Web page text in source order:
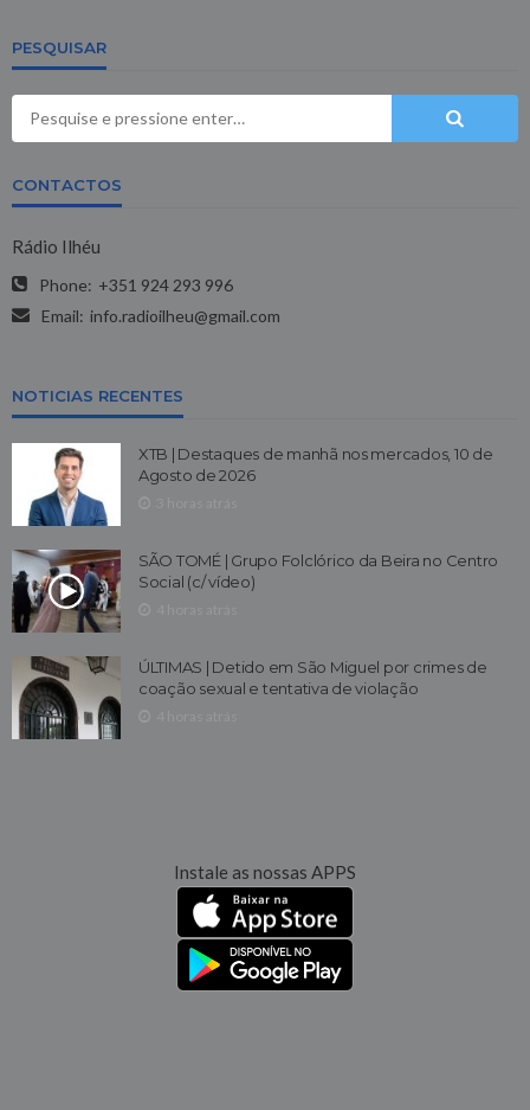
PESQUISAR
CONTACTOS
Rádio Ilhéu
Phone: +351 924 293 996
Email: info.radioilheu@gmail.com
NOTICIAS RECENTES
XTB | Destaques de manhã nos mercados, 10 de
Agosto de 2026
SÃO TOMÉ | Grupo Folclórico da Beira no Centro
Social (c/ vídeo)
ÚLTIMAS | Detido em São Miguel por crimes de
coação sexual e tentativa de violação
Instale as nossas APPS